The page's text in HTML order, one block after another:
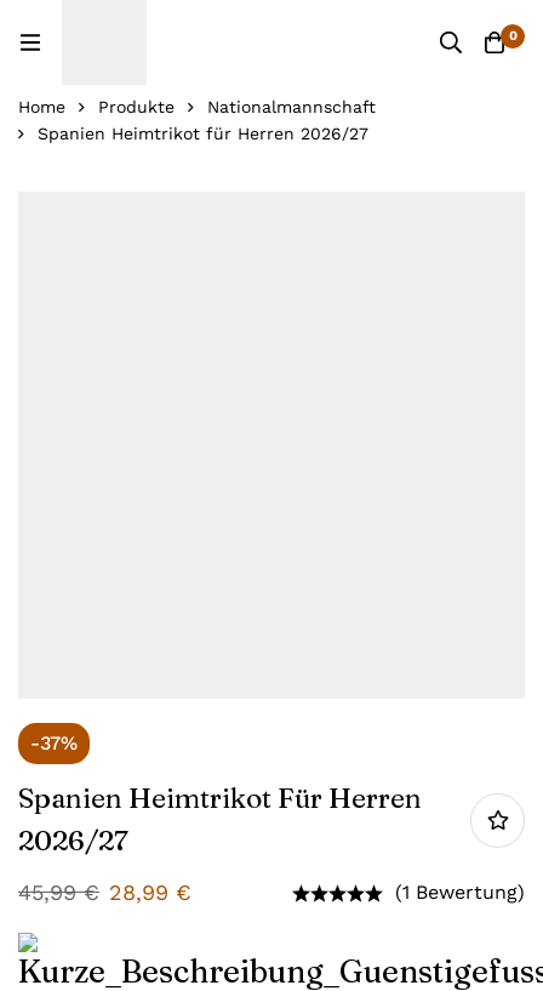
0
Home Produkte
Nationalmannschaft
Spanien Heimtrikot für Herren 2026/27
-37%
Spanien Heimtrikot Für Herren
2026/27
45,99€ 28,99 € (1 Bewertung)